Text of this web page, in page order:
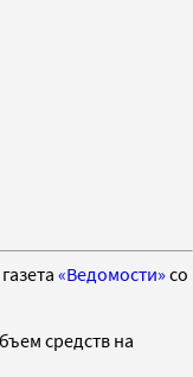
«Ведомости» со
средств на